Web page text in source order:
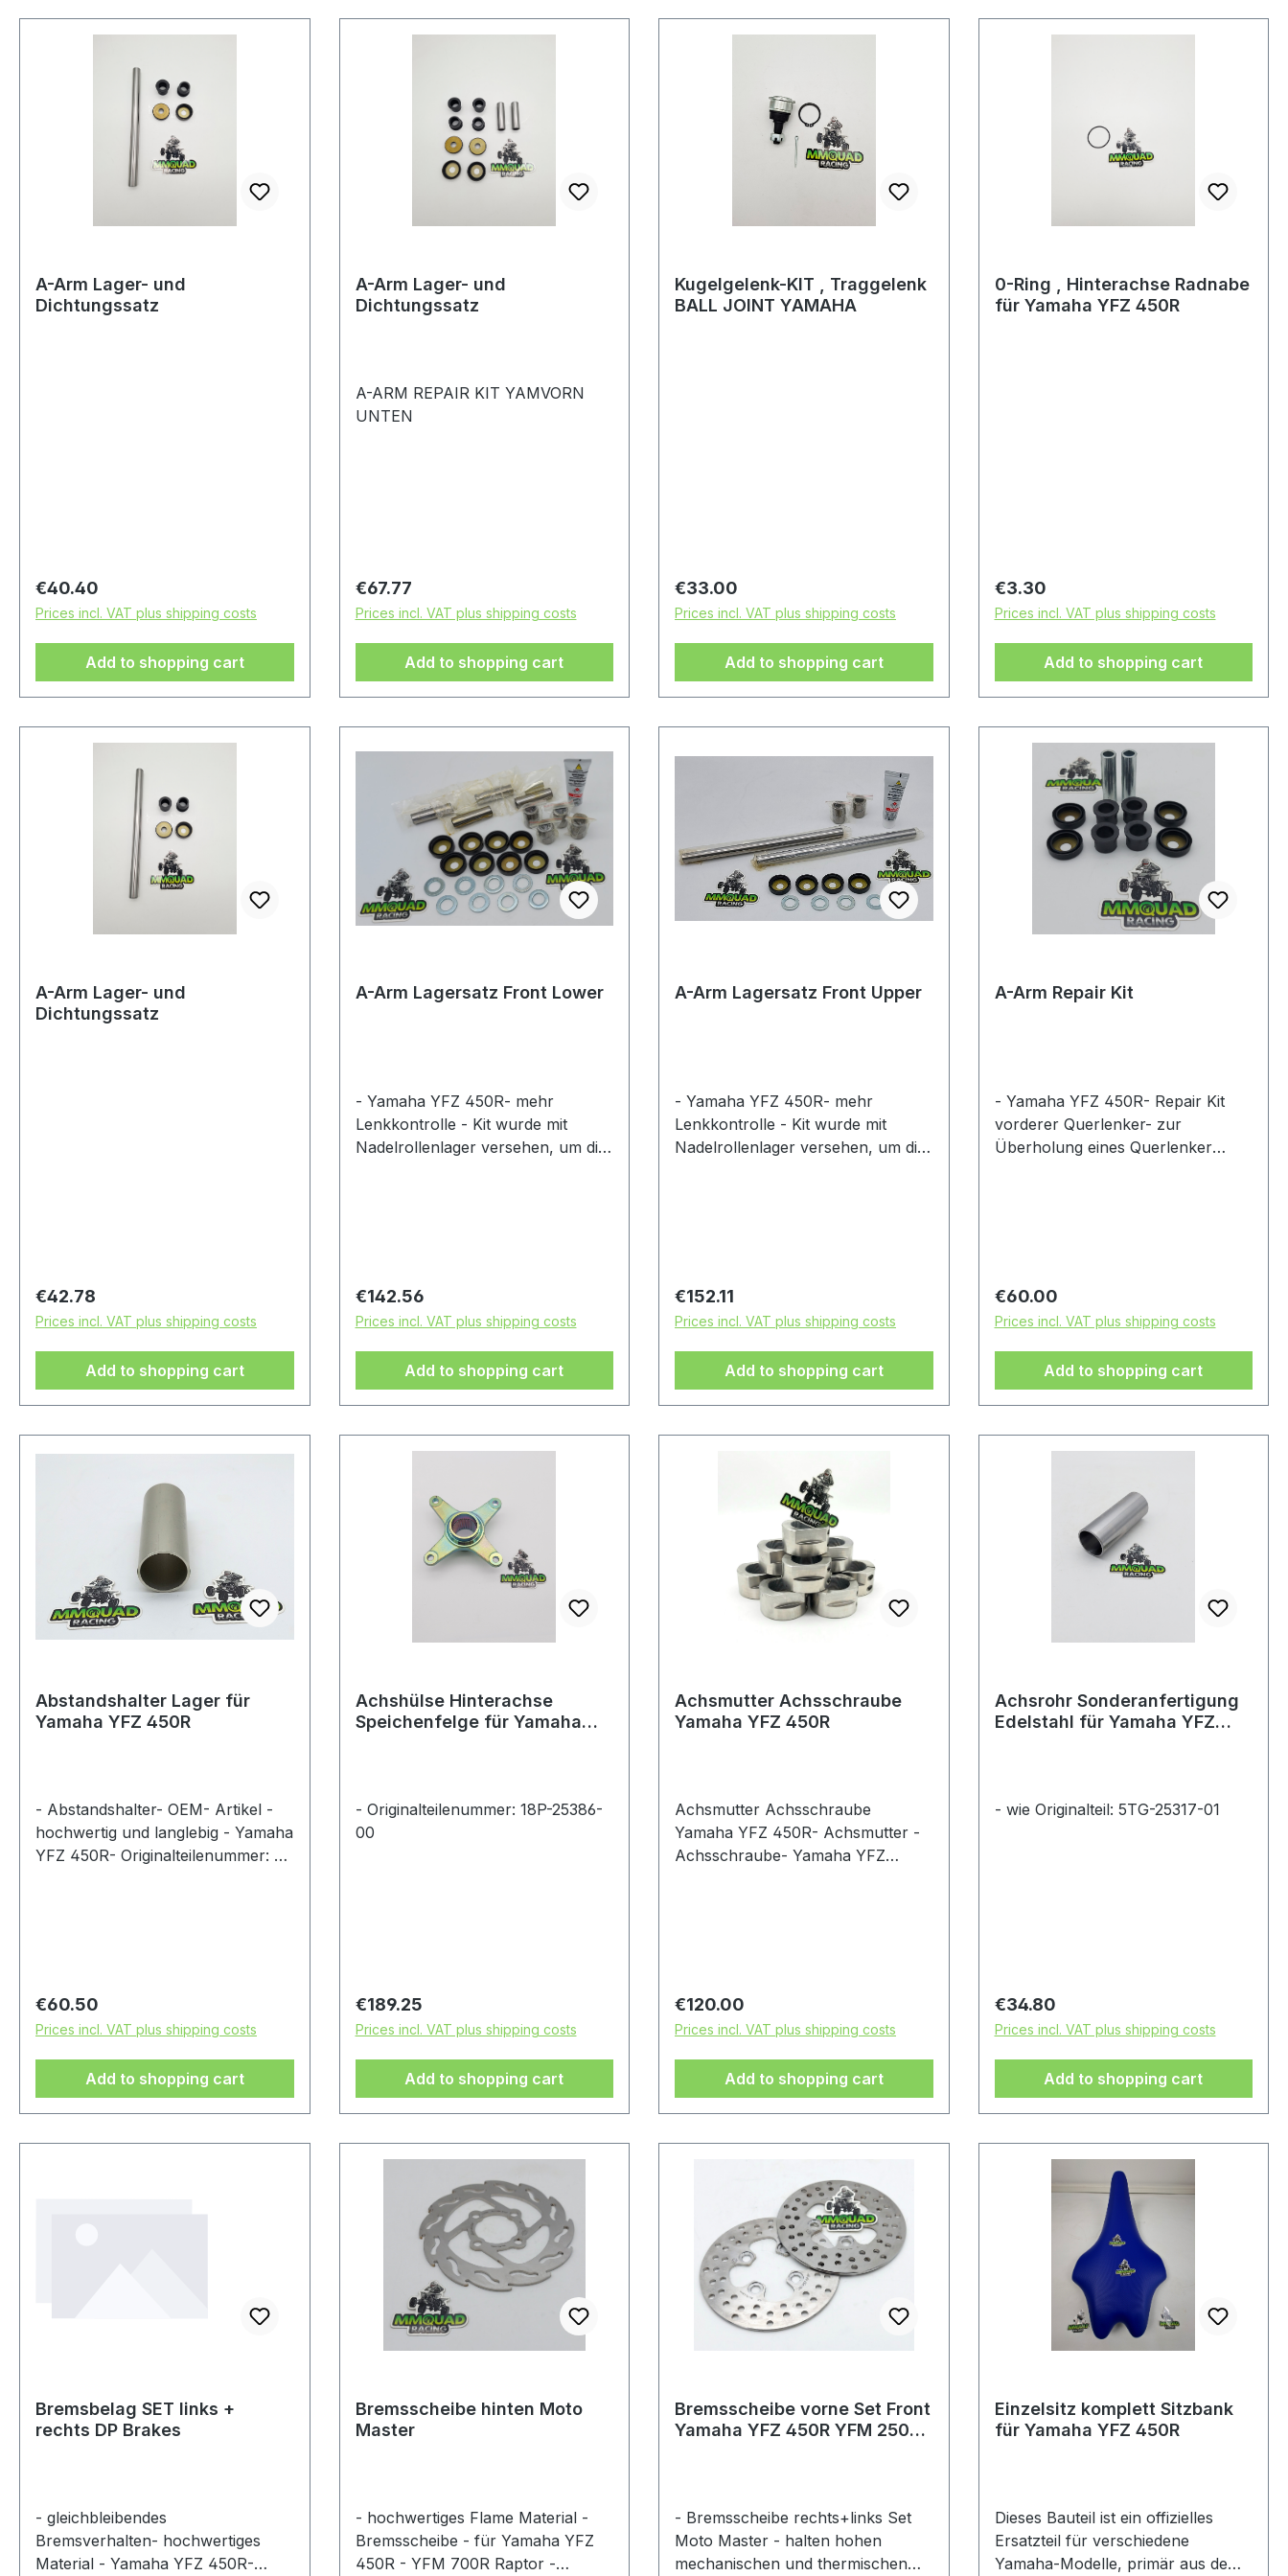
A-Arm Lager- und
Dichtungssatz
Regular price:
€40.40
Prices incl. VAT plus shipping costs
Add to shopping cart
A-Arm Lager- und
Dichtungssatz
A-ARM REPAIR KIT YAMVORN
UNTEN
Regular price:
€67.77
Prices incl. VAT plus shipping costs
Add to shopping cart
Kugelgelenk-KIT , Traggelenk
BALL JOINT YAMAHA
Regular price:
€33.00
Prices incl. VAT plus shipping costs
Add to shopping cart
0-Ring , Hinterachse Radnabe
für Yamaha YFZ 450R
Regular price:
€3.30
Prices incl. VAT plus shipping costs
Add to shopping cart
A-Arm Lager- und
Dichtungssatz
Regular price:
€42.78
Prices incl. VAT plus shipping costs
Add to shopping cart
A-Arm Lagersatz Front Lower
- Yamaha YFZ 450R- mehr
Lenkkontrolle - Kit wurde mit
Nadelrollenlager versehen, um die
Regular price:
€142.56
Prices incl. VAT plus shipping costs
Add to shopping cart
A-Arm Lagersatz Front Upper
- Yamaha YFZ 450R- mehr
Lenkkontrolle - Kit wurde mit
Nadelrollenlager versehen, um die
Regular price:
€152.11
Prices incl. VAT plus shipping costs
Add to shopping cart
A-Arm Repair Kit
- Yamaha YFZ 450R- Repair Kit
vorderer Querlenker- zur
Überholung eines Querlenker
Regular price:
€60.00
Prices incl. VAT plus shipping costs
Add to shopping cart
Abstandshalter Lager für
Yamaha YFZ 450R
- Abstandshalter- OEM- Artikel -
hochwertig und langlebig - Yamaha
YFZ 450R- Originalteilenummer:
Regular price:
€60.50
Prices incl. VAT plus shipping costs
Add to shopping cart
Achshülse Hinterachse
Speichenfelge für Yamaha
- Originalteilenummer: 18P-25386-
00
Regular price:
€189.25
Prices incl. VAT plus shipping costs
Add to shopping cart
Achsmutter Achsschraube
Yamaha YFZ 450R
Achsmutter Achsschraube
Yamaha YFZ 450R- Achsmutter -
Achsschraube- Yamaha YFZ
Regular price:
€120.00
Prices incl. VAT plus shipping costs
Add to shopping cart
Achsrohr Sonderanfertigung
Edelstahl für Yamaha YFZ
- wie Originalteil: 5TG-25317-01
Regular price:
€34.80
Prices incl. VAT plus shipping costs
Add to shopping cart
Bremsbelag SET links +
rechts DP Brakes
- gleichbleibendes
Bremsverhalten- hochwertiges
Material - Yamaha YFZ 450R-
Bremsscheibe hinten Moto
Master
- hochwertiges Flame Material -
Bremsscheibe - für Yamaha YFZ
450R - YFM 700R Raptor -
Bremsscheibe vorne Set Front
Yamaha YFZ 450R YFM 250R
- Bremsscheibe rechts+links Set
Moto Master - halten hohen
mechanischen und thermischen
Einzelsitz komplett Sitzbank
für Yamaha YFZ 450R
Dieses Bauteil ist ein offizielles
Ersatzteil für verschiedene
Yamaha-Modelle, primär aus dem